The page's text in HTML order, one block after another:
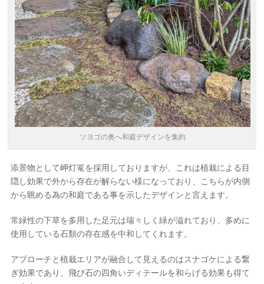
ソヨゴの奥へ和庭デザインを集約
添景物として岬灯篭を採用しておりますが、これは植栽による目
隠し効果で外から存在が解らない様になっており、こちらが内側
から眺める為の和庭である事を示したデザインと言えます。
常緑性の下草を多用した足元は瑞々しく緑が溢れており、多めに
使用している石類の存在感を中和してくれます。
アプローチと植栽エリアが融合して見えるのはスナゴケによる繋
ぎ効果であり、飛び石の四角いディテールを和らげる効果も得て